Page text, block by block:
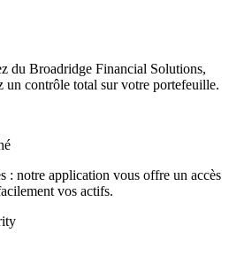
du Broadridge Financial Solutions,
un contrôle total sur votre portefeuille.
: notre application vous offre un accès
vos actifs.